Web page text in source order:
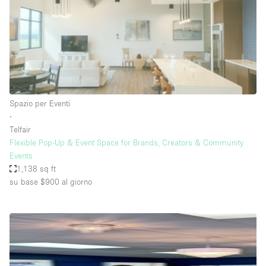
Elettricità
Esposizione di Automobili
Giardino
Illuminazione
Impianto audiovisivo
Internet
Livello strada
Magazzino
Parcheggio privato
Spazio per Eventi
∙
Telfair
Flexible Pop-Up & Event Space for Brands, Creators & Community
Events
1,138 sq ft
su base $900 al giorno